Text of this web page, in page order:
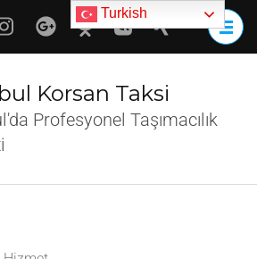
Korsan Taksi
Profesyonel Taşımacılık
Turkish